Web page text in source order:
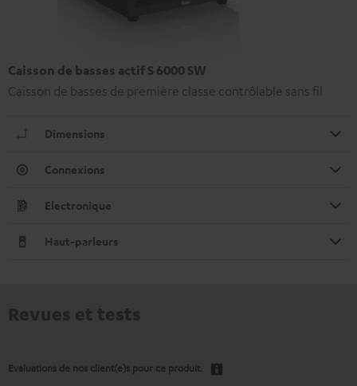
Caisson de basses actif S 6000 SW
Caisson de basses de première classe contrôlable sans fil
Dimensions
Connexions
Electronique
Haut-parleurs
Evaluations de nos client(e)s pour ce produit.